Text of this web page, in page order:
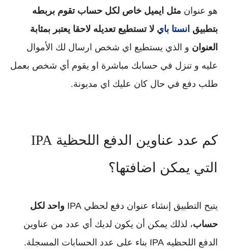
هو عنوان مثل ايميل خاص لكل حساب تقوم بربطه
بتطبيق انستا باي لا تستطيع تعديله لاحقا يعتبر بمثابة
العنوان و الذي يستطيع اي شخص ارسال لك الأموال
عليه و تنزل في حسابك مباشرة او يقوم أي شخص بعمل
طلب دفع في حال كان عليك اي مديونة.
كم عدد عناوين الدفع اللحظية IPA
التي يمكن اضافتها؟
يتيح التطبيق إنشاء عنوان دفع لحظي IPA
واحد لكل
حساب، لذلك يمكن أن يكون لديك أي عدد من عناوين
الدفع اللحظيه IPA بناء على عدد الحسابات المسجلة.